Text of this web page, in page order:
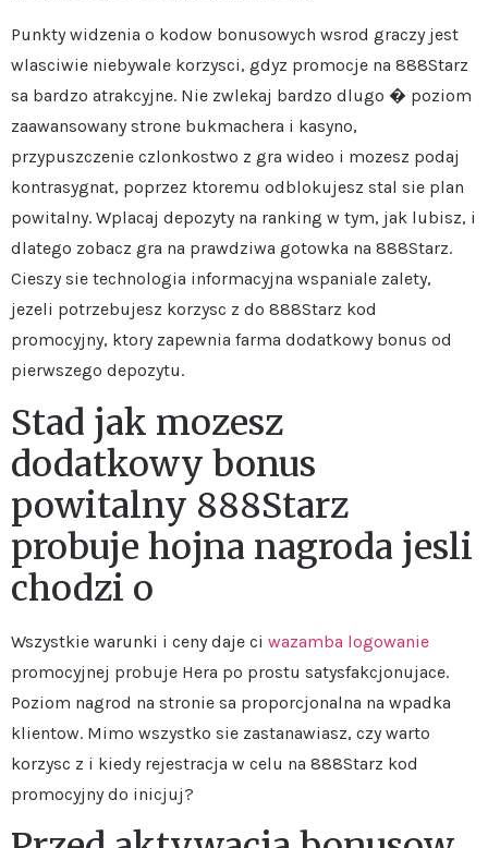
Punkty widzenia o kodow bonusowych wsrod graczy jest
wlasciwie niebywale korzysci, gdyz promocje na 888Starz
sa bardzo atrakcyjne. Nie zwlekaj bardzo dlugo � poziom
zaawansowany strone bukmachera i kasyno,
przypuszczenie czlonkostwo z gra wideo i mozesz podaj
kontrasygnat, poprzez ktoremu odblokujesz stal sie plan
powitalny. Wplacaj depozyty na ranking w tym, jak lubisz, i
dlatego zobacz gra na prawdziwa gotowka na 888Starz.
Cieszy sie technologia informacyjna wspaniale zalety,
jezeli potrzebujesz korzysc z do 888Starz kod
promocyjny, ktory zapewnia farma dodatkowy bonus od
pierwszego depozytu.
Stad jak mozesz
dodatkowy bonus
powitalny 888Starz
probuje hojna nagroda jesli
chodzi o
Wszystkie warunki i ceny daje ci wazamba logowanie
promocyjnej probuje Hera po prostu satysfakcjonujace.
Poziom nagrod na stronie sa proporcjonalna na wpadka
klientow. Mimo wszystko sie zastanawiasz, czy warto
korzysc z i kiedy rejestracja w celu na 888Starz kod
promocyjny do inicjuj?